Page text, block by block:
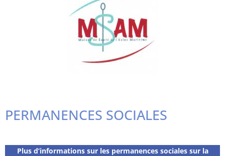
PERMANENCES SOCIALES
Plus d’informations sur les permanences sociales sur la